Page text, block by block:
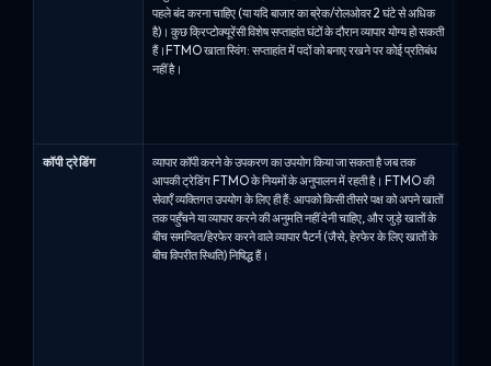
पहले बंद करना चाहिए (या यदि बाजार का ब्रेक/रोलओवर 2 घंटे से अधिक
है)। कुछ क्रिप्टोक्यूरेंसी विशेष सप्ताहांत घंटों के दौरान व्यापार योग्य हो सकती
हैं।FTMO खाता स्विंग: सप्ताहांत में पदों को बनाए रखने पर कोई प्रतिबंध
नहीं है।
कॉपी ट्रेडिंग
व्यापार कॉपी करने के उपकरण का उपयोग किया जा सकता है जब तक
आपकी ट्रेडिंग FTMO के नियमों के अनुपालन में रहती है। FTMO की
सेवाएँ व्यक्तिगत उपयोग के लिए ही हैं: आपको किसी तीसरे पक्ष को अपने खातों
तक पहुँचने या व्यापार करने की अनुमति नहीं देनी चाहिए, और जुड़े खातों के
बीच समन्वित/हेरफेर करने वाले व्यापार पैटर्न (जैसे, हेरफेर के लिए खातों के
बीच विपरीत स्थिति) निषिद्ध हैं।